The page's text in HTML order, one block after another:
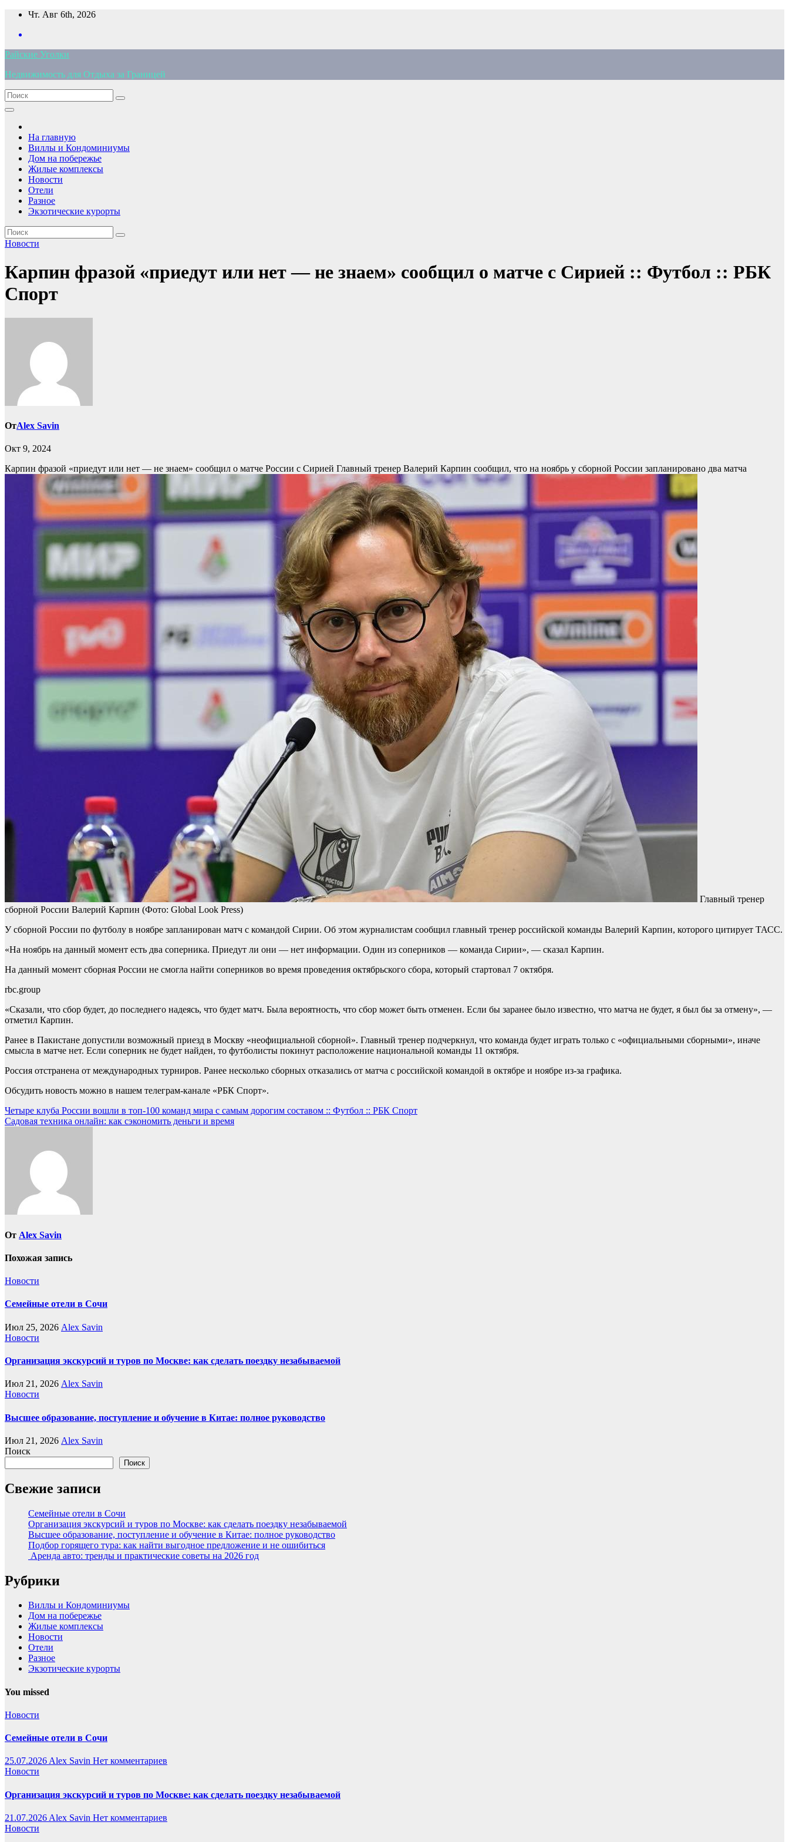
Перейти
содержимому
Чт. Авг 6th, 2026
Райские Уголки
Недвижимость для Отдыха за Границей
На главную
Виллы и Кондоминиумы
Дом на побережье
Жилые комплексы
Новости
Отели
Разное
Экзотические курорты
Новости
Карпин фразой «приедут или нет — не знаем» сообщил о матче с Сирией :: Футбол :: РБК
Спорт
ОтAlex Savin
Окт 9, 2024
Карпин фразой «приедут или нет — не знаем» сообщил о матче России с Сирией Главный тренер Валерий Карпин сообщил, что на ноябрь у сборной России запланировано два матча
Главный тренер
сборной России Валерий Карпин (Фото: Global Look Press)
У сборной России по футболу в ноябре запланирован матч с командой Сирии. Об этом журналистам сообщил главный тренер российской команды Валерий Карпин, которого цитирует ТАСС.
«На ноябрь на данный момент есть два соперника. Приедут ли они — нет информации. Один из соперников — команда Сирии», — сказал Карпин.
На данный момент сборная России не смогла найти соперников во время проведения октябрьского сбора, который стартовал 7 октября.
rbc.group
«Сказали, что сбор будет, до последнего надеясь, что будет матч. Была вероятность, что сбор может быть отменен. Если бы заранее было известно, что матча не будет, я был бы за отмену», —
отметил Карпин.
Ранее в Пакистане допустили возможный приезд в Москву «неофициальной сборной». Главный тренер подчеркнул, что команда будет играть только с «официальными сборными», иначе
смысла в матче нет. Если соперник не будет найден, то футболисты покинут расположение национальной команды 11 октября.
Россия отстранена от международных турниров. Ранее несколько сборных отказались от матча с российской командой в октябре и ноябре из-за графика.
Обсудить новость можно в нашем телеграм-канале «РБК Спорт».
Навигация
по
Четыре клуба России вошли в топ-100 команд мира с самым дорогим составом :: Футбол :: РБК Спорт
Садовая техника онлайн: как сэкономить деньги и время
От Alex Savin
Похожая запись
Новости
Семейные отели в Сочи
Июл 25, 2026 Alex Savin
Новости
Организация экскурсий и туров по Москве: как сделать поездку незабываемой
Июл 21, 2026 Alex Savin
Новости
Высшее образование, поступление и обучение в Китае: полное руководство
Июл 21, 2026 Alex Savin
Поиск
Поиск
Свежие записи
Семейные отели в Сочи
Организация экскурсий и туров по Москве: как сделать поездку незабываемой
Высшее образование, поступление и обучение в Китае: полное руководство
Подбор горящего тура: как найти выгодное предложение и не ошибиться
Аренда авто: тренды и практические советы на 2026 год
Рубрики
Виллы и Кондоминиумы
Дом на побережье
Жилые комплексы
Новости
Отели
Разное
Экзотические курорты
You missed
Новости
Семейные отели в Сочи
25.07.2026Alex Savin Нет комментариев
Новости
Организация экскурсий и туров по Москве: как сделать поездку незабываемой
21.07.2026 Alex Savin Нет комментариев
Новости